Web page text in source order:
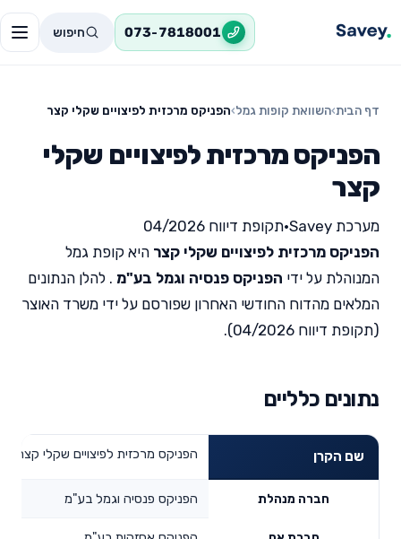
073-7818001 חיפוש
דף הבית›השוואת קופות גמל›הפניקס מרכזית לפיצויים שקלי קצר
הפניקס מרכזית לפיצויים שקלי
קצר
מערכת Savey •תקופת דיווח 04/2026
הפניקס מרכזית לפיצויים שקלי קצר היא קופת גמל
המנוהלת על ידי הפניקס פנסיה וגמל בע"מ . להלן הנתונים
המלאים מהדוח החודשי האחרון שפורסם על ידי משרד האוצר
(תקופת דיווח 04/2026).
נתונים כלליים
שם הקרן הפניקס מרכזית לפיצויים שקלי קצר
חברה מנהלת הפניקס פנסיה וגמל בע"מ